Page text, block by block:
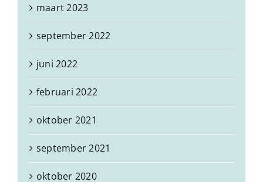
maart 2023
september 2022
juni 2022
februari 2022
oktober 2021
september 2021
oktober 2020